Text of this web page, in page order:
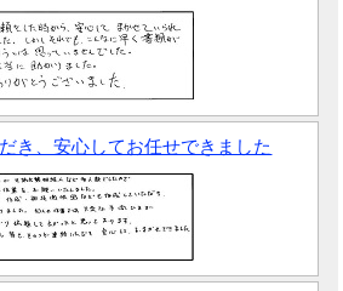
き、安心してお任せできました